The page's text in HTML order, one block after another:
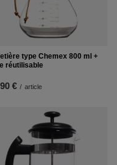
type Chemex 800 ml +
réutilisable
€ / article